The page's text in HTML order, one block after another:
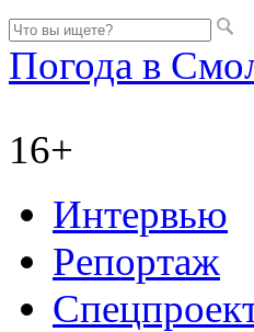
Погода в
16+
Интервью
Репортаж